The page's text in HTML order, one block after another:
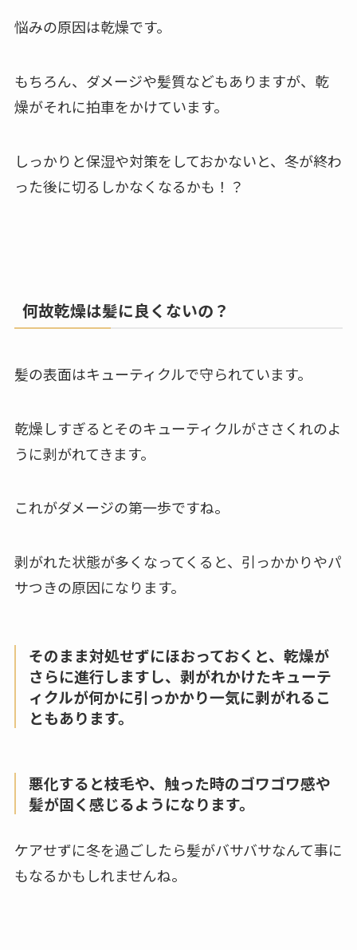
悩みの原因は乾燥です。
もちろん、ダメージや髪質などもありますが、乾
燥がそれに拍車をかけています。
しっかりと保湿や対策をしておかないと、冬が終わ
った後に切るしかなくなるかも！？
何故乾燥は髪に良くないの？
髪の表面はキューティクルで守られています。
乾燥しすぎるとそのキューティクルがささくれのよ
うに剥がれてきます。
これがダメージの第一歩ですね。
剥がれた状態が多くなってくると、引っかかりやパ
サつきの原因になります。
そのまま対処せずにほおっておくと、乾燥が
さらに進行しますし、剥がれかけたキューテ
ィクルが何かに引っかかり一気に剥がれるこ
ともあります。
悪化すると枝毛や、触った時のゴワゴワ感や
髪が固く感じるようになります。
ケアせずに冬を過ごしたら髪がバサバサなんて事に
もなるかもしれませんね。